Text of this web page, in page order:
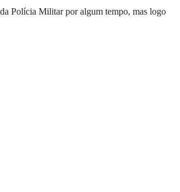
Polícia Militar por algum tempo, mas logo